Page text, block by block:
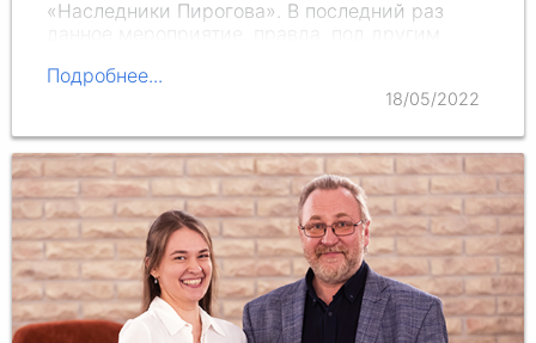
«Наследники Пирогова». В последний раз
Подробнее...
18/05/2022